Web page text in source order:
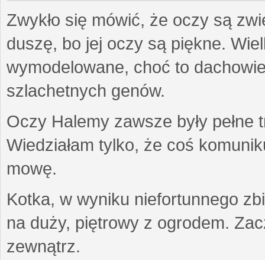
Zwykło się mówić, że oczy są
duszę, bo jej oczy są piękne.
wymodelowane, choć to
szlachetnych genów.
Oczy Halemy zawsze były
Wiedziałam tylko, że coś
mowę.
Kotka, w wyniku niefortunnego
na duży, piętrowy z ogrodem.
zewnątrz.